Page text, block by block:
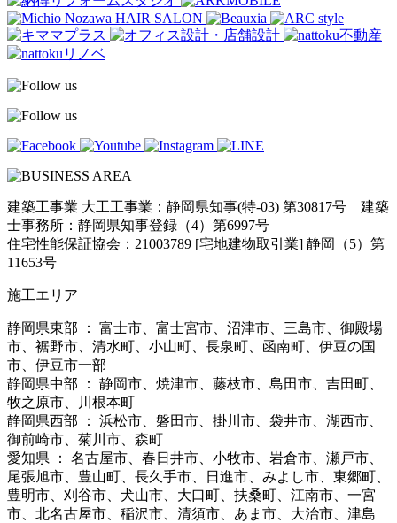
建築工事業 大工工事業：静岡県知事(特-03) 第30817号 建築
士事務所：静岡県知事登録（4）第6997号
住宅性能保証協会：21003789 [宅地建物取引業] 静岡（5）第
11653号
施工エリア
静岡県東部 ： 富士市、富士宮市、沼津市、三島市、御殿場
市、裾野市、清水町、小山町、長泉町、函南町、伊豆の国
市、伊豆市一部
静岡県中部 ： 静岡市、焼津市、藤枝市、島田市、吉田町、
牧之原市、川根本町
静岡県西部 ： 浜松市、磐田市、掛川市、袋井市、湖西市、
御前崎市、菊川市、森町
愛知県 ： 名古屋市、春日井市、小牧市、岩倉市、瀬戸市、
尾張旭市、豊山町、長久手市、日進市、みよし市、東郷町、
豊明市、刈谷市、犬山市、大口町、扶桑町、江南市、一宮
市、北名古屋市、稲沢市、清須市、あま市、大治市、津島